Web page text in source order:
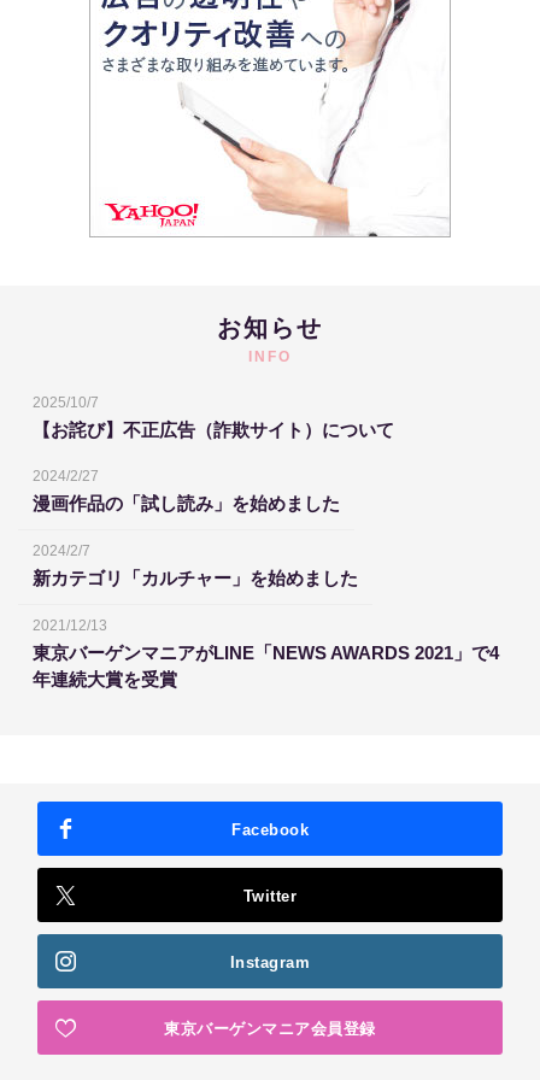
お知らせ
INFO
2025/10/7
【お詫び】不正広告（詐欺サイト）について
2024/2/27
漫画作品の「試し読み」を始めました
2024/2/7
新カテゴリ「カルチャー」を始めました
2021/12/13
東京バーゲンマニアがLINE「NEWS AWARDS 2021」で4
年連続大賞を受賞
Facebook
Twitter
Instagram
東京バーゲンマニア会員登録